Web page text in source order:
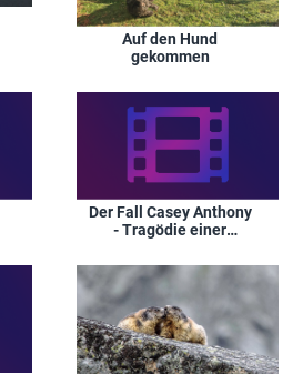
Auf den Hund
gekommen
Der Fall Casey Anthony
- Tragödie einer